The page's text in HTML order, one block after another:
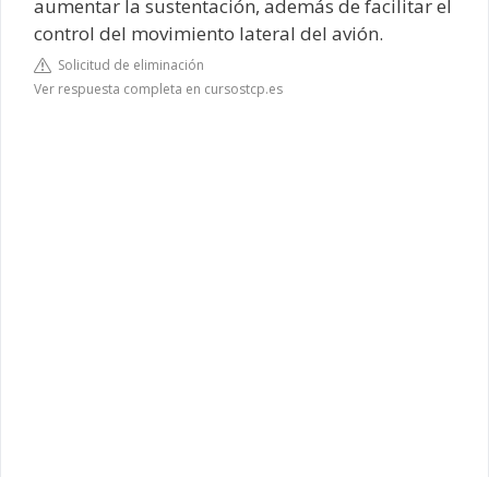
aumentar la sustentación, además de facilitar el
control del movimiento lateral del avión.
Solicitud de eliminación
Ver respuesta completa en cursostcp.es